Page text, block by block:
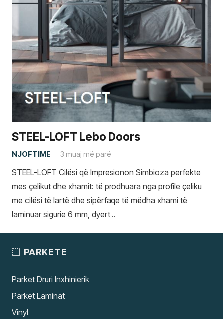
STEEL-LOFT Lebo Doors
NJOFTIME 3 muaj më parë
STEEL-LOFT Cilësi që Impresionon Simbioza perfekte
mes çelikut dhe xhamit: të prodhuara nga profile çeliku
me cilësi të lartë dhe sipërfaqe të mëdha xhami të
laminuar sigurie 6 mm, dyert…
PARKETE
Parket Druri Inxhinierik
Parket Laminat
Vinyl